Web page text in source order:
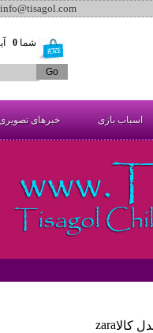
شما0
اسباب بازی خبرهای
zaraکالا